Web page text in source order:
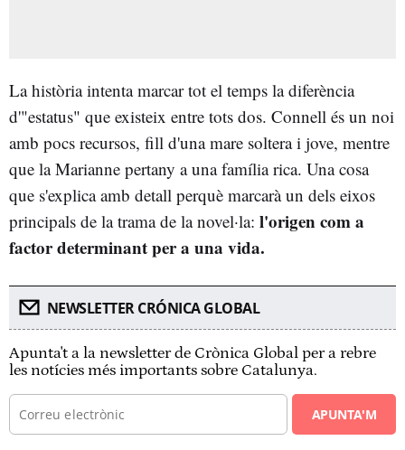
La història intenta marcar tot el temps la diferència
d'"estatus" que existeix entre tots dos. Connell és un noi
amb pocs recursos, fill d'una mare soltera i jove, mentre
que la Marianne pertany a una família rica. Una cosa
que s'explica amb detall perquè marcarà un dels eixos
principals de la trama de la novel·la: l'origen com a
factor determinant per a una vida.
NEWSLETTER CRÓNICA GLOBAL
Apunta't a la newsletter de Crònica Global per a rebre
les notícies més importants sobre Catalunya.
APUNTA'M